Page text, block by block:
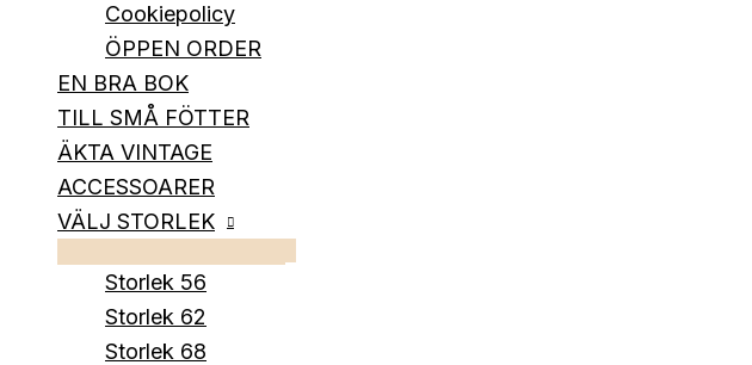
Cookiepolicy
ÖPPEN ORDER
EN BRA BOK
TILL SMÅ FÖTTER
ÄKTA VINTAGE
ACCESSOARER
VÄLJ STORLEK
Storlek 56
Storlek 62
Storlek 68